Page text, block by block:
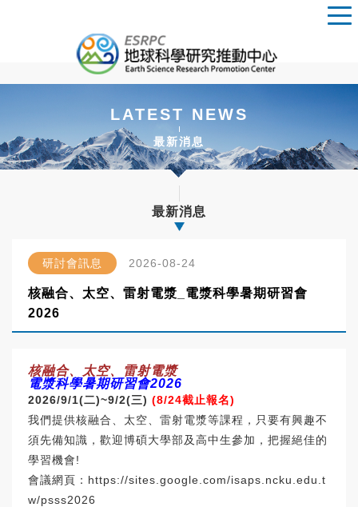
LATEST NEWS
最新消息
最新消息
研討會訊息 2026-08-24
核融合、太空、雷射電漿_電漿科學暑期研習會
2026
核融合、太空、雷射電漿
電漿科學暑期研習會2026
2026/9/1(二)~9/2(三) (8/24截止報名)
我們提供核融合、太空、雷射電漿等課程， 只要有興趣不
須先備知識，歡迎博碩大學部及高中生參加， 把握絕佳的
學習機會!
會議網頁： https://sites.google.com/isaps.ncku.edu.t
w/psss2026